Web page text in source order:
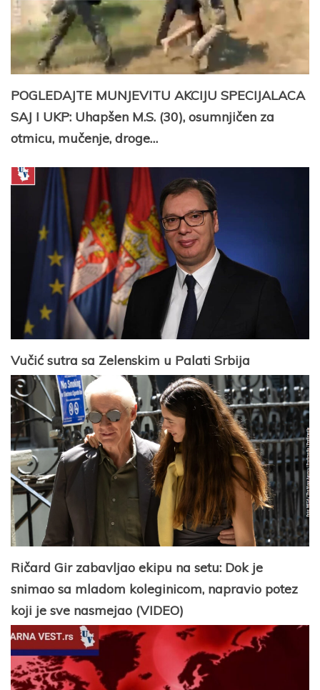
POGLEDAJTE MUNJEVITU AKCIJU SPECIJALACA
SAJ I UKP: Uhapšen M.S. (30), osumnjičen za
otmicu, mučenje, droge…
Vučić sutra sa Zelenskim u Palati Srbija
Ričard Gir zabavljao ekipu na setu: Dok je
snimao sa mladom koleginicom, napravio potez
koji je sve nasmejao (VIDEO)